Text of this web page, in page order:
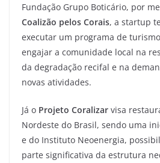
Fundação Grupo Boticário, por
Coalizão pelos Corais, a startup
executar um programa de
engajar a comunidade local na
da degradação recifal e na
novas atividades.
Já o Projeto Coralizar visa
Nordeste do Brasil, sendo uma
e do Instituto Neoenergia,
parte significativa da estrutura